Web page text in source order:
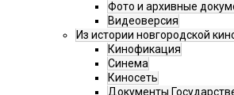
Фото и архивные
Видеоверсия
Из истории новгородской
Кинофикация
Синема
Киносеть
Документы